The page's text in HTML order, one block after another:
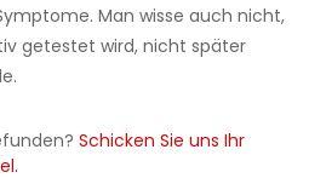
Man wisse auch nicht,
getestet wird, nicht später
Schicken Sie uns Ihr